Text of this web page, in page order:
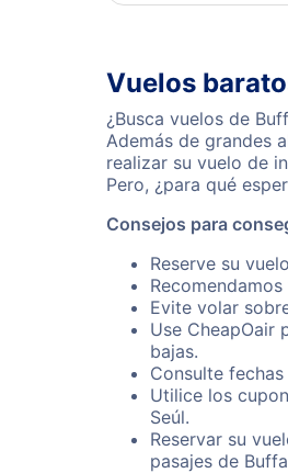
Vuelos
¿Busca vuelos de
Además de grandes
realizar su vuelo de
Pero, ¿para qué
Consejos para
Reserve su
Evite volar
Use CheapOair
bajas.
Consulte
Utilice los
Seúl.
Reservar su
pasajes de